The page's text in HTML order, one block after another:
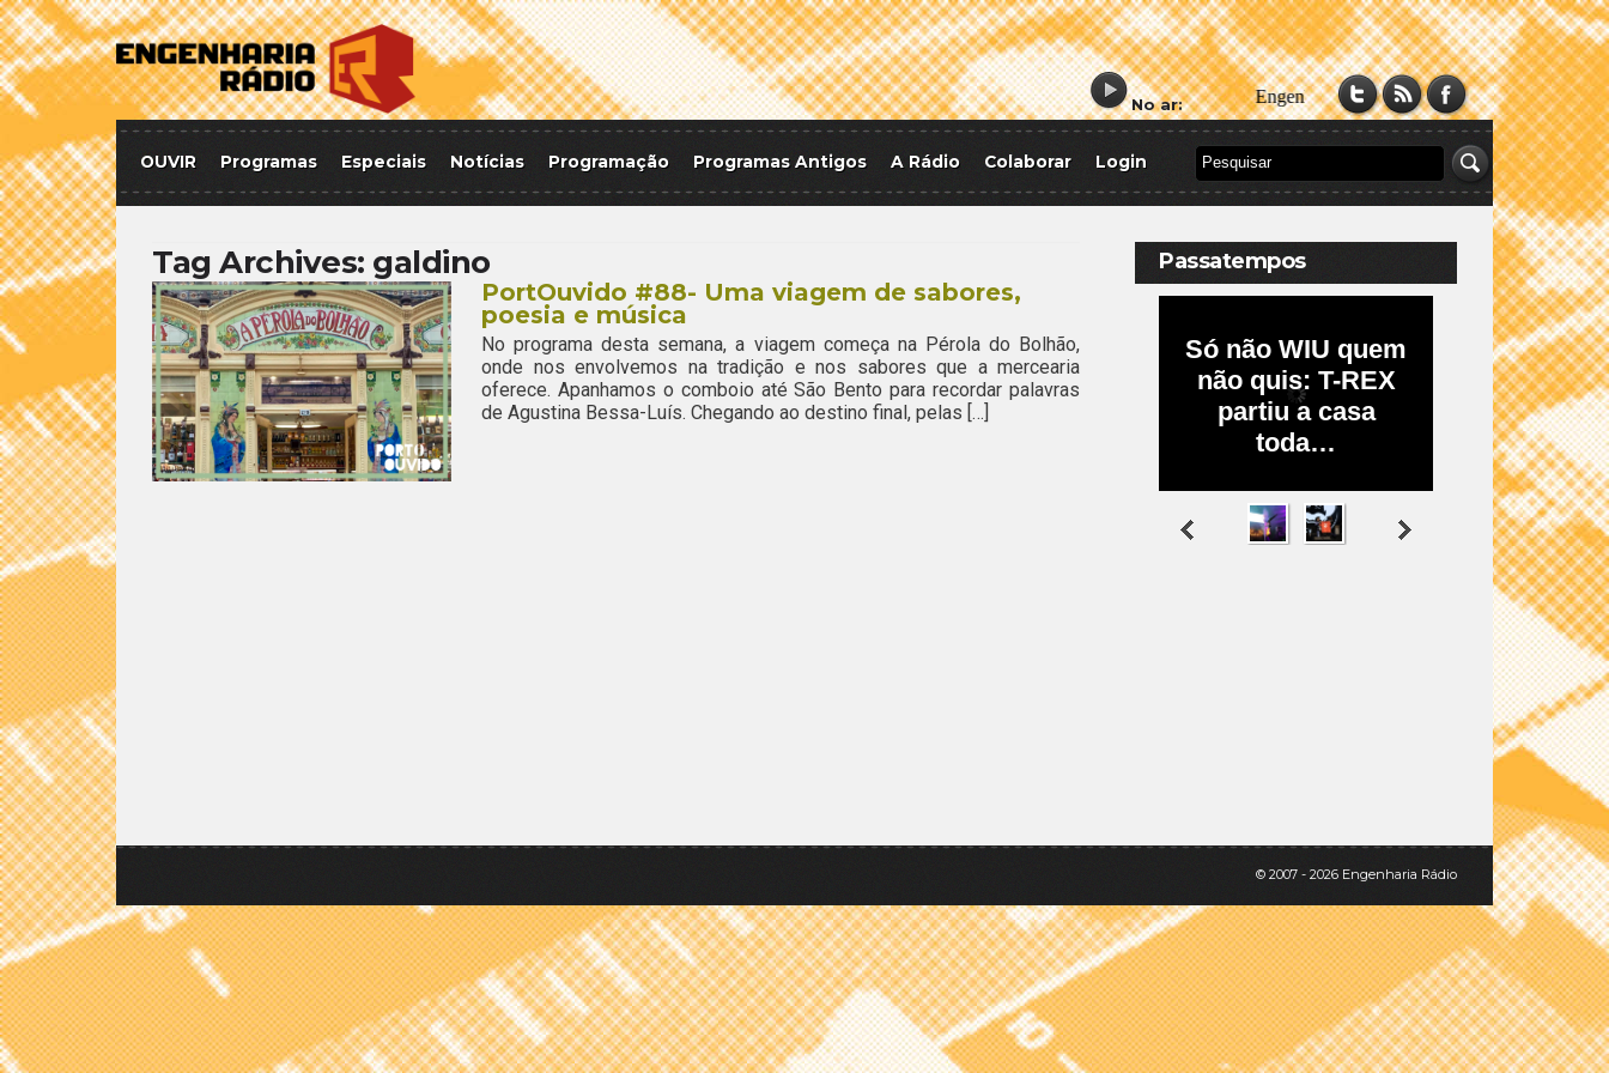
No ar:
OUVIR Programas Especiais Notícias Programação Programas Antigos A Rádio Colaborar Login
Tag Archives: galdino
PortOuvido #88- Uma viagem de sabores,
poesia e música
No programa desta semana, a viagem começa na Pérola do Bolhão,
onde nos envolvemos na tradição e nos sabores que a mercearia
oferece. Apanhamos o comboio até São Bento para recordar palavras
de Agustina Bessa-Luís. Chegando ao destino final, pelas […]
Passatempos
© 2007 - 2026 Engenharia Rádio